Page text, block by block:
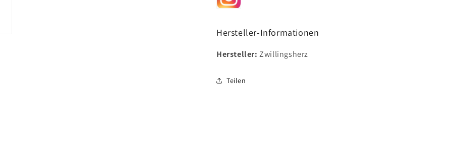
Hersteller-Informationen
Hersteller: Zwillingsherz
Teilen